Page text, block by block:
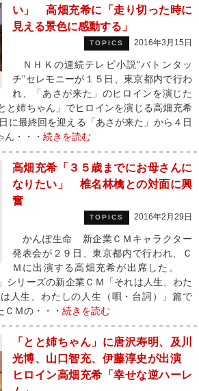
い」 高畑充希に「走り切った時に
見える景色に感動する」
TOPICS 2016年3月15日
ＮＨＫの連続テレビ小説“バトンタッ
チ”セレモニーが１５日、東京都内で行わ
れ、「あさが来た」のヒロインを演じた
と姉ちゃん」でヒロインを演じる高畑充希
最終回を迎える「あさが来た」から４日
ん・・・ 続きを読む
高畑充希「３５歳までにお母さんに
なりたい」 椎名林檎との対面に興
奮
TOPICS 2016年2月29日
かんぽ生命 新企業ＣＭキャラクター
発表会が２９日、東京都内で行われ、Ｃ
Ｍに出演する高畑充希が出席した。
シリーズの新企業ＣＭ「それは人生、わた
人生、わたしの人生（唄・台詞）」篇で
Ｍの・・・ 続きを読む
「とと姉ちゃん」に唐沢寿明、及川
光博、山口智充、伊藤淳史が出演
ヒロイン高畑充希「幸せな逆ハーレ